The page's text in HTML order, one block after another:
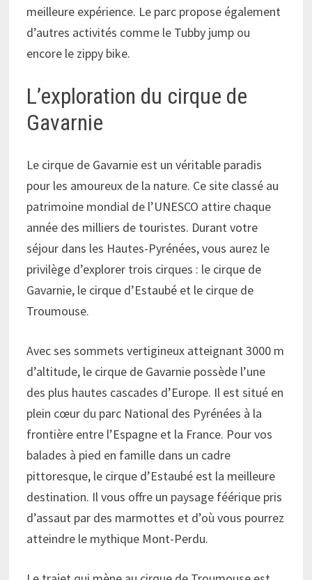
meilleure expérience. Le parc propose également
d’autres activités comme le Tubby jump ou
encore le zippy bike.
L’exploration du cirque de
Gavarnie
Le cirque de Gavarnie est un véritable paradis
pour les amoureux de la nature. Ce site classé au
patrimoine mondial de l’UNESCO attire chaque
année des milliers de touristes. Durant votre
séjour dans les Hautes-Pyrénées, vous aurez le
privilège d’explorer trois cirques : le cirque de
Gavarnie, le cirque d’Estaubé et le cirque de
Troumouse.
Avec ses sommets vertigineux atteignant 3000 m
d’altitude, le cirque de Gavarnie possède l’une
des plus hautes cascades d’Europe. Il est situé en
plein cœur du parc National des Pyrénées à la
frontière entre l’Espagne et la France. Pour vos
balades à pied en famille dans un cadre
pittoresque, le cirque d’Estaubé est la meilleure
destination. Il vous offre un paysage féérique pris
d’assaut par des marmottes et d’où vous pourrez
atteindre le mythique Mont-Perdu.